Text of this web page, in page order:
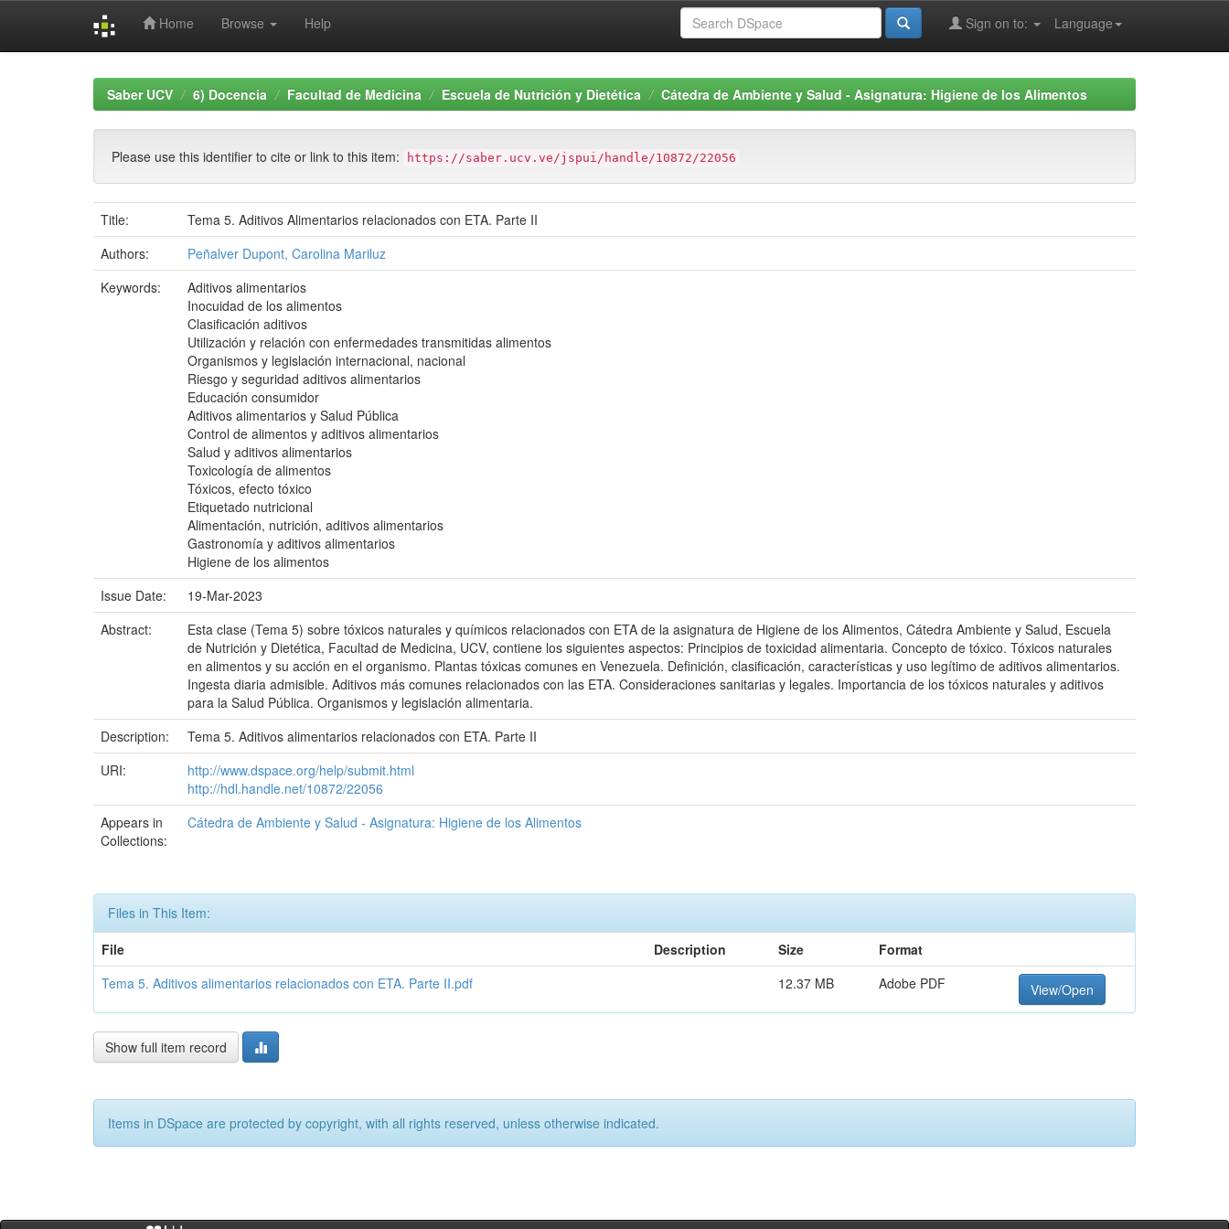
Home Browse Help Language
Sign on to:
Saber UCV 6) Docencia Facultad de Medicina Escuela de Nutrición y Dietética Cátedra de Ambiente y Salud - Asignatura: Higiene de los Alimentos
Please use this identifier to cite or link to this item: https://saber.ucv.ve/jspui/handle/10872/22056
Title:
Tema 5. Aditivos Alimentarios relacionados con ETA. Parte II
Authors:
Peñalver Dupont, Carolina Mariluz
Keywords:
Aditivos alimentarios
Inocuidad de los alimentos
Clasificación aditivos
Utilización y relación con enfermedades transmitidas alimentos
Organismos y legislación internacional, nacional
Riesgo y seguridad aditivos alimentarios
Educación consumidor
Aditivos alimentarios y Salud Pública
Control de alimentos y aditivos alimentarios
Salud y aditivos alimentarios
Toxicología de alimentos
Tóxicos, efecto tóxico
Etiquetado nutricional
Alimentación, nutrición, aditivos alimentarios
Gastronomía y aditivos alimentarios
Higiene de los alimentos
Issue Date:
19-Mar-2023
Abstract:
Esta clase (Tema 5) sobre tóxicos naturales y químicos relacionados con ETA de la asignatura de Higiene de los Alimentos, Cátedra Ambiente y Salud, Escuela
de Nutrición y Dietética, Facultad de Medicina, UCV, contiene los siguientes aspectos: Principios de toxicidad alimentaria. Concepto de tóxico. Tóxicos naturales
en alimentos y su acción en el organismo. Plantas tóxicas comunes en Venezuela. Definición, clasificación, características y uso legítimo de aditivos alimentarios.
Ingesta diaria admisible. Aditivos más comunes relacionados con las ETA. Consideraciones sanitarias y legales. Importancia de los tóxicos naturales y aditivos
para la Salud Pública. Organismos y legislación alimentaria.
Description:
Tema 5. Aditivos alimentarios relacionados con ETA. Parte II
URI:
http://www.dspace.org/help/submit.html
http://hdl.handle.net/10872/22056
Appears in
Collections:
Cátedra de Ambiente y Salud - Asignatura: Higiene de los Alimentos
Files in This Item:
File
Description Size
Format
Tema 5. Aditivos alimentarios relacionados con ETA. Parte II.pdf
12.37 MB Adobe PDF View/Open
Show full item record
Items in DSpace are protected by copyright, with all rights reserved, unless otherwise indicated.